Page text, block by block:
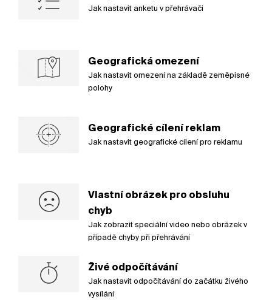
Jak nastavit anketu v přehrávači
Geografická omezení
Jak nastavit omezení na základě zeměpisné
polohy
Geografické cílení reklam
Jak nastavit geografické cílení pro reklamu
Vlastní obrázek pro obsluhu
chyb
Jak zobrazit speciální video nebo obrázek v
případě chyby při přehrávání
Živé odpočítávání
Jak nastavit odpočítávání do začátku živého
vysílání